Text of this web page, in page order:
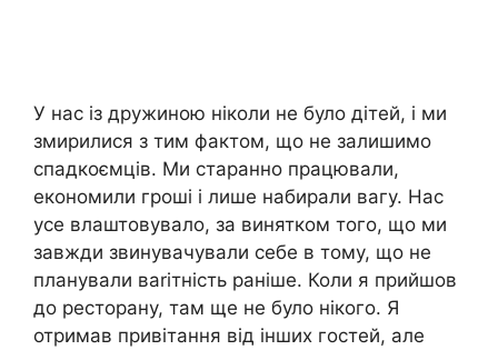
У нас із дружиною ніколи не було дітей, і ми
змирилися з тим фактом, що не залишимо
спадкоємців. Ми старанно працювали,
економили гроші і лише набирали вагу. Нас
усе влаштовувало, за винятком того, що ми
завжди звинувачували себе в тому, що не
планували ваrітність раніше. Коли я прийшов
до ресторану, там ще не було нікого. Я
отримав привітання від інших гостей, але